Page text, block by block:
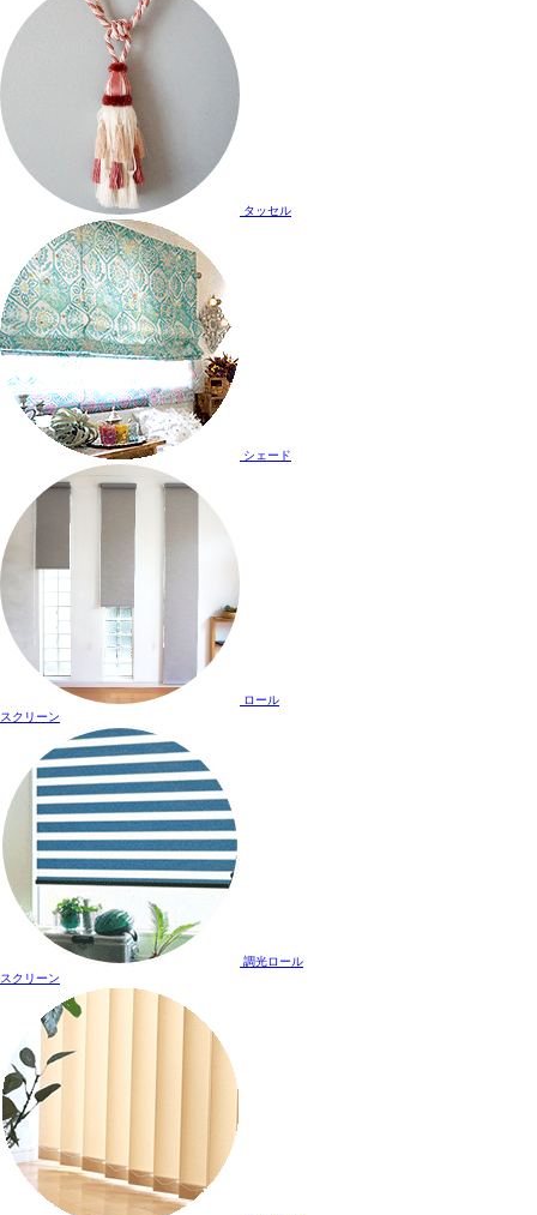
タッセル
シェード
ロール
スクリーン
調光ロール
スクリーン